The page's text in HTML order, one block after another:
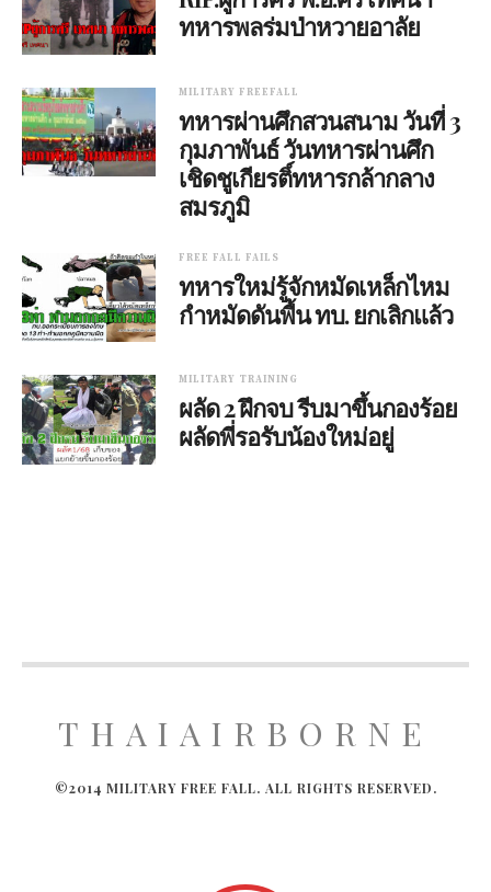
ทหารพลร่มป่าหวายอาลัย
MILITARY FREEFALL
ทหารผ่านศึกสวนสนาม วันที่ 3
กุมภาพันธ์ วันทหารผ่านศึก
เชิดชูเกียรติ์ทหารกล้ากลาง
สมรภูมิ
FREE FALL FAILS
ทหารใหม่รู้จักหมัดเหล็กไหม
กำหมัดดันพื้น ทบ. ยกเลิกแล้ว
MILITARY TRAINING
ผลัด 2 ฝึกจบ รีบมาขึ้นกองร้อย
ผลัดพี่รอรับน้องใหม่อยู่
THAIAIRBORNE
©2014 MILITARY FREE FALL. ALL RIGHTS RESERVED.